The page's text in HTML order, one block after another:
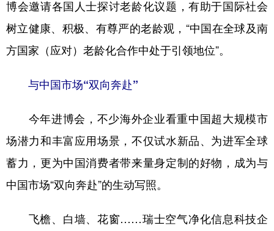
博会邀请各国人士探讨老龄化议题，有助于国际社会
树立健康、积极、有尊严的老龄观，“中国在全球及南
方国家（应对）老龄化合作中处于引领地位”。
与中国市场“双向奔赴”
今年进博会，不少海外企业看重中国超大规模市
场潜力和丰富应用场景，不仅试水新品、为进军全球
蓄力，更为中国消费者带来量身定制的好物，成为与
中国市场“双向奔赴”的生动写照。
飞檐、白墙、花窗……瑞士空气净化信息科技企